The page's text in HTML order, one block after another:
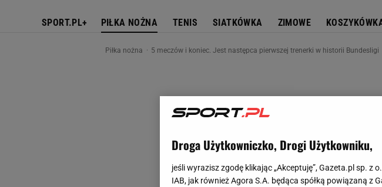
SPORT.PL+ PIŁKA NOŻNA TENIS SIATKÓWKA ZIMOWE
Piłka nożna 5 meczów i koniec. Jest następca pierwszej trenerki w historii Bundesligi
Droga Użytkowniczko, Drogi Użytkowniku,
jeśli wyrazisz zgodę klikając „Akceptuję”, Gazeta.pl sp. z
IAB, jak również Agora S.A. będąca spółką powiązaną z